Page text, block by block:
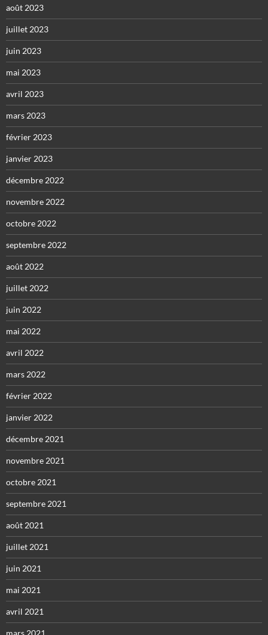
août 2023
juillet 2023
juin 2023
mai 2023
avril 2023
mars 2023
février 2023
janvier 2023
décembre 2022
novembre 2022
octobre 2022
septembre 2022
août 2022
juillet 2022
juin 2022
mai 2022
avril 2022
mars 2022
février 2022
janvier 2022
décembre 2021
novembre 2021
octobre 2021
septembre 2021
août 2021
juillet 2021
juin 2021
mai 2021
avril 2021